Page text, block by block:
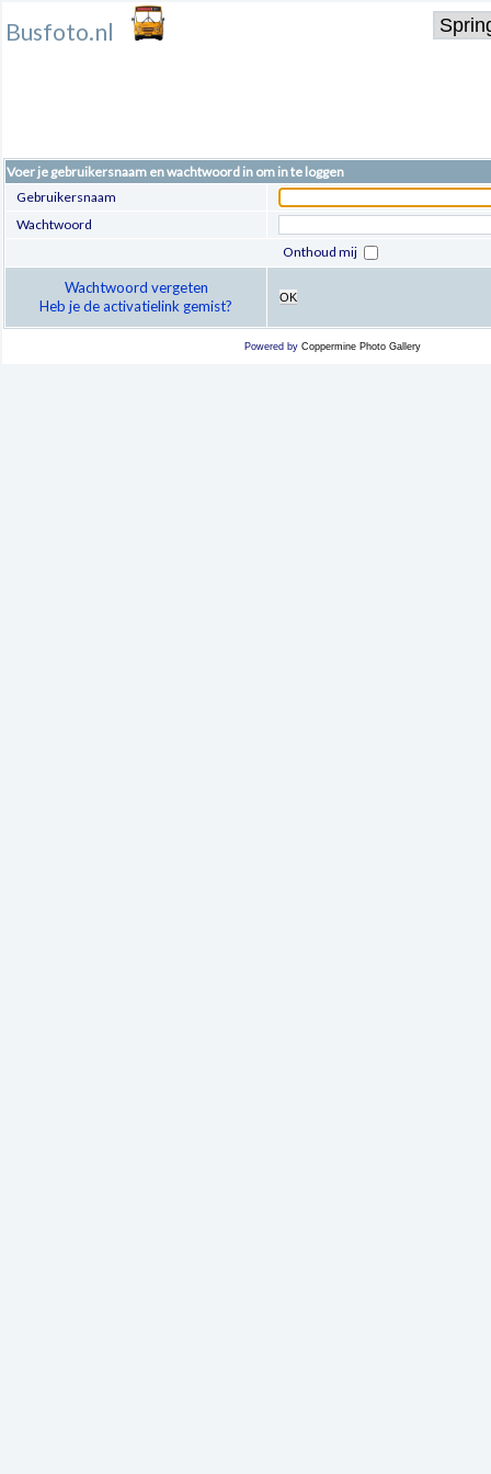
Busfoto.nl
Voer je gebruikersnaam en wachtwoord in om in te loggen
Gebruikersnaam
Wachtwoord
Onthoud mij
Wachtwoord vergeten
Heb je de activatielink gemist?
OK
Powered by Coppermine Photo Gallery